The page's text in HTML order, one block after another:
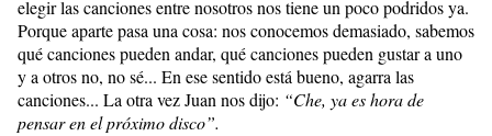
elegir las canciones entre nosotros nos tiene un poco podridos ya.
Porque aparte pasa una cosa: nos conocemos demasiado, sabemos
qué canciones pueden andar, qué canciones pueden gustar a uno
y a otros no, no sé... En ese sentido está bueno, agarra las
canciones... La otra vez Juan nos dijo: “Che, ya es hora de
pensar en el próximo disco”.